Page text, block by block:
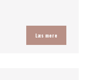
Læs mere